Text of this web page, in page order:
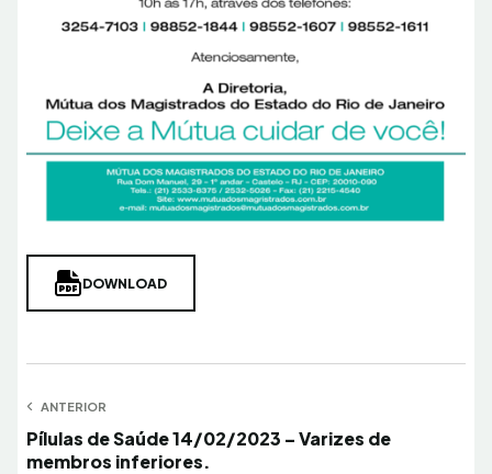
DOWNLOAD
Navegação
de
ANTERIOR
Anterior
Pílulas de Saúde 14/02/2023 – Varizes de
membros inferiores.